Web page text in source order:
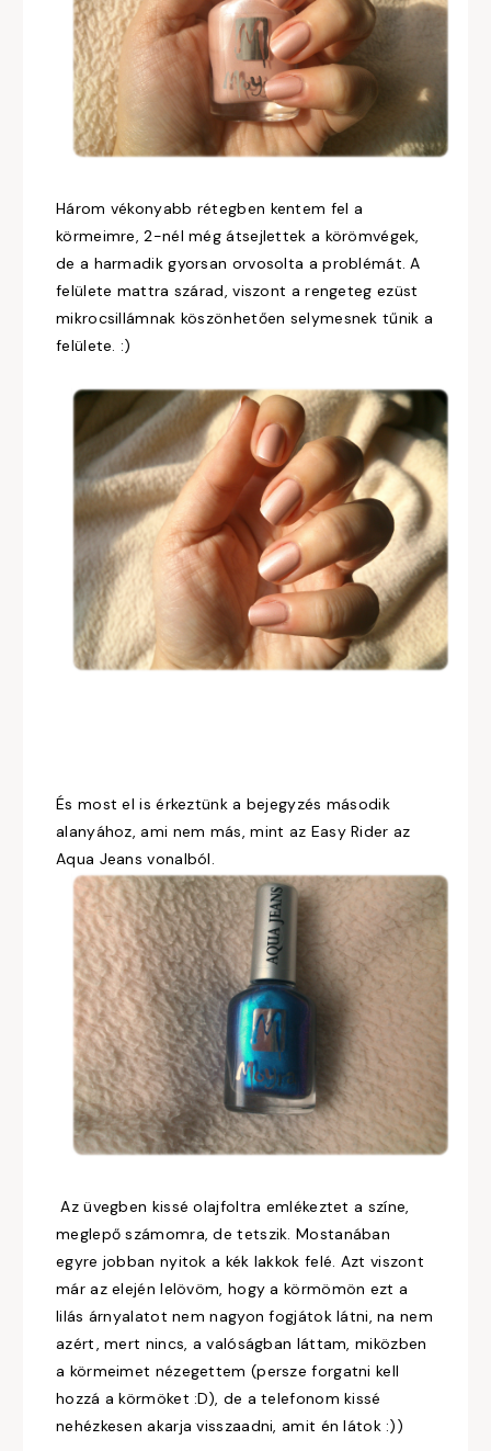
Három vékonyabb rétegben kentem fel a
körmeimre, 2-nél még átsejlettek a körömvégek,
de a harmadik gyorsan orvosolta a problémát. A
felülete mattra szárad, viszont a rengeteg ezüst
mikrocsillámnak köszönhetően selymesnek tűnik a
felülete. :)
És most el is érkeztünk a bejegyzés második
alanyához, ami nem más, mint az Easy Rider az
Aqua Jeans vonalból.
Az üvegben kissé olajfoltra emlékeztet a színe,
meglepő számomra, de tetszik. Mostanában
egyre jobban nyitok a kék lakkok felé. Azt viszont
már az elején lelövöm, hogy a körmömön ezt a
lilás árnyalatot nem nagyon fogjátok látni, na nem
azért, mert nincs, a valóságban láttam, miközben
a körmeimet nézegettem (persze forgatni kell
hozzá a körmöket :D), de a telefonom kissé
nehézkesen akarja visszaadni, amit én látok :))